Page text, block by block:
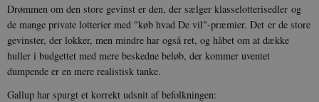
Drømmen om den store gevinst er den, der sælger klasselotterisedler og
de mange private lotterier med "køb hvad De vil"-præmier. Det er de store
gevinster, der lokker, men mindre har også ret, og håbet om at dække
huller i budgettet med mere beskedne beløb, der kommer uventet
dumpende er en mere realistisk tanke.
Gallup har spurgt et korrekt udsnit af befolkningen: